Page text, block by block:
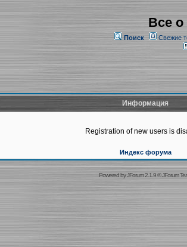
Все о
Поиск Свежие
Информация
Registration of new users is
Индекс форума
Powered byJForum 2.1.9©JForum